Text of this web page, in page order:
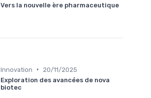
Vers la nouvelle ère pharmaceutique
Innovation •
20/11/2025
Exploration des avancées de nova
biotec